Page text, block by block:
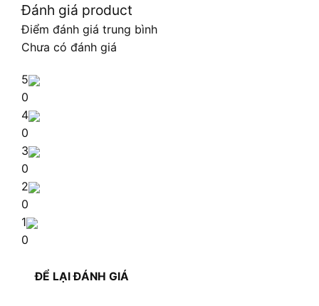
Đánh giá product
Điểm đánh giá trung bình
Chưa có đánh giá
5
0
4
0
3
0
2
0
1
0
ĐỂ LẠI ĐÁNH GIÁ